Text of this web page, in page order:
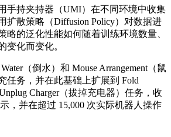
持夹持器（UMI）在不同环境中收集
扩散策略（Diffusion Policy）对数据进
略的泛化性能如何随着训练环境数量、
变化而变化。
（倒水）和 Mouse Arrangement（鼠
任务，并在此基础上扩展到 Fold
Charger（拔掉充电器）任务，收
，并在超过 15,000 次实际机器人操作